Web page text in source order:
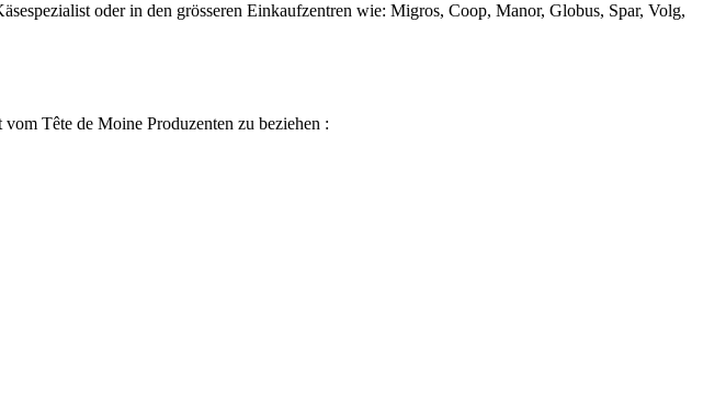
oder in den grösseren Einkaufzentren wie: Migros, Coop, Manor, Globus, Spar, Volg,
Tête de Moine Produzenten zu beziehen :